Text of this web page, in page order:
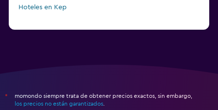
Hoteles en Kep
*
momondo siempre trata de obtener precios exactos, sin embargo,
los precios no están garantizados